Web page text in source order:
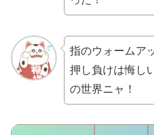
指のウォームア
押し負けは悔し
の世界ニャ！